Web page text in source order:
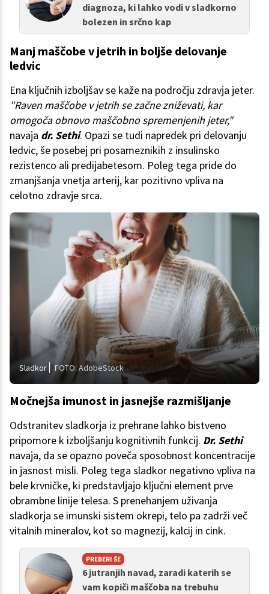
diagnoza, ki lahko vodi v sladkorno
bolezen in srčno kap
Manj maščobe v jetrih in boljše delovanje
ledvic
Ena ključnih izboljšav se kaže na področju zdravja jeter.
"Raven maščobe v jetrih se začne zniževati, kar
omogoča obnovo maščobno spremenjenih jeter,"
navaja dr. Sethi. Opazi se tudi napredek pri delovanju
ledvic, še posebej pri posameznikih z insulinsko
rezistenco ali predijabetesom. Poleg tega pride do
zmanjšanja vnetja arterij, kar pozitivno vpliva na
celotno zdravje srca.
Sladkor FOTO: AdobeStock
Močnejša imunost in jasnejše razmišljanje
Odstranitev sladkorja iz prehrane lahko bistveno
pripomore k izboljšanju kognitivnih funkcij. Dr. Sethi
navaja, da se opazno poveča sposobnost koncentracije
in jasnost misli. Poleg tega sladkor negativno vpliva na
bele krvničke, ki predstavljajo ključni element prve
obrambne linije telesa. S prenehanjem uživanja
sladkorja se imunski sistem okrepi, telo pa zadrži več
vitalnih mineralov, kot so magnezij, kalcij in cink.
PREBERI ŠE
6 jutranjih navad, zaradi katerih se
vam kopiči maščoba na trebuhu